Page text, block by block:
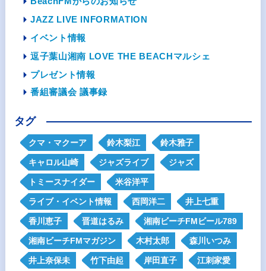
JAZZ LIVE INFORMATION
イベント情報
逗子葉山湘南 LOVE THE BEACHマルシェ
プレゼント情報
番組審議会 議事録
タグ
クマ・マクーア 鈴木梨江 鈴木雅子
キャロル山崎 ジャズライブ ジャズ
トミースナイダー 米谷洋平
ライブ・イベント情報 西岡洋二 井上七重
香川恵子 晋道はるみ 湘南ビーチFMビール789
湘南ビーチFMマガジン 木村太郎 森川いつみ
井上奈保未 竹下由起 岸田直子 江刺家愛